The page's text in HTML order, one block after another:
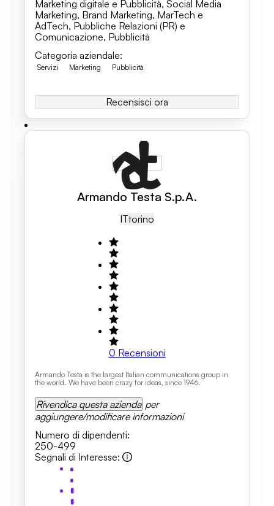
Marketing digitale e Pubblicità, Social Media
Marketing, Brand Marketing, MarTech e
AdTech, Pubbliche Relazioni (PR) e
Comunicazione, Pubblicità
Categoria aziendale:
Servizi Marketing Pubblicità
Recensisci ora
Armando Testa S.p.A.
ITTorino
0 Recensioni
Armando Testa is the largest Italian communications group in
the world. We have been crazy for ideas, since 1946.
Rivendica questa azienda per
aggiungere/modificare informazioni
Numero di dipendenti:
250-499
Segnali di Interesse: